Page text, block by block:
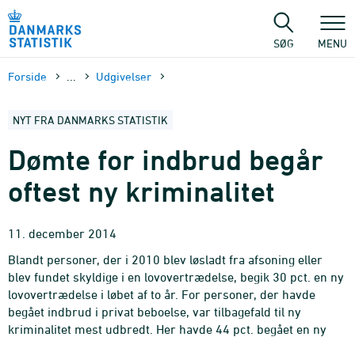
sidens
SØG MENU
Forside Udgivelser
NYT FRA DANMARKS STATISTIK
Dømte for indbrud begår
oftest ny kriminalitet
11. december 2014
Blandt personer, der i 2010 blev løsladt fra afsoning eller
blev fundet skyldige i en lovovertrædelse, begik 30 pct. en ny
lovovertrædelse i løbet af to år. For personer, der havde
begået indbrud i privat beboelse, var tilbagefald til ny
kriminalitet mest udbredt. Her havde 44 pct. begået en ny